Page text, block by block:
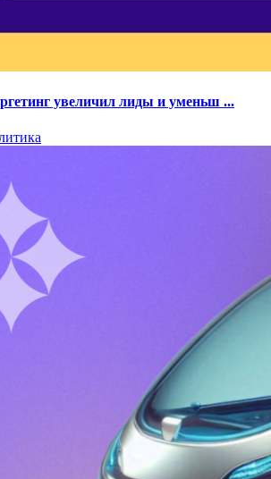
увеличил лиды и уменьш ...